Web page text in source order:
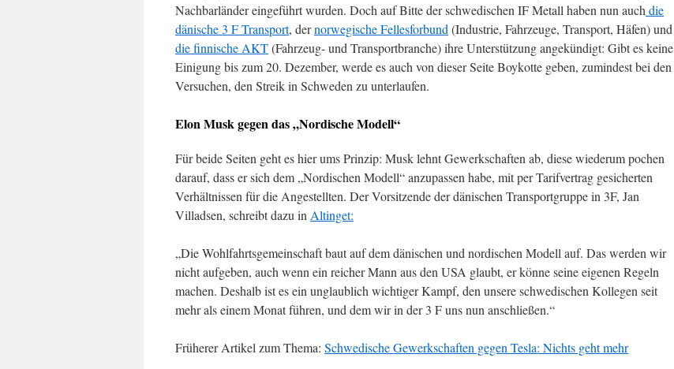
Nachbarländer eingeführt wurden. Doch auf Bitte der schwedischen IF Metall haben nun auch die
dänische 3 F Transport, dernorwegische Fellesforbund (Industrie, Fahrzeuge, Transport, Häfen) und
die finnische AKT(Fahrzeug- und Transportbranche) ihre Unterstützung angekündigt: Gibt es keine
Einigung bis zum 20. Dezember, werde es auch von dieser Seite Boykotte geben, zumindest bei den
Versuchen, den Streik in Schweden zu unterlaufen.
Elon Musk gegen das „Nordische Modell“
Für beide Seiten geht es hier ums Prinzip: Musk lehnt Gewerkschaften ab, diese wiederum pochen
darauf, dass er sich dem „Nordischen Modell“ anzupassen habe, mit per Tarifvertrag gesicherten
Verhältnissen für die Angestellten. Der Vorsitzende der dänischen Transportgruppe in 3F, Jan
Villadsen, schreibt dazu in Altinget:
„Die Wohlfahrtsgemeinschaft baut auf dem dänischen und nordischen Modell auf. Das werden wir
nicht aufgeben, auch wenn ein reicher Mann aus den USA glaubt, er könne seine eigenen Regeln
machen. Deshalb ist es ein unglaublich wichtiger Kampf, den unsere schwedischen Kollegen seit
mehr als einem Monat führen, und dem wir in der 3 F uns nun anschließen.“
Früherer Artikel zum Thema: Schwedische Gewerkschaften gegen Tesla: Nichts geht mehr